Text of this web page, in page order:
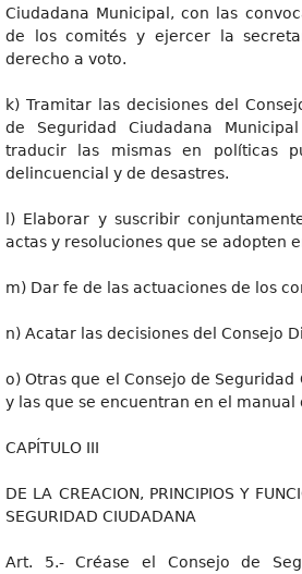
Ciudadana Municipal, con las
de los comités y ejercer la
derecho a voto.
k) Tramitar las decisiones del
de Seguridad Ciudadana
traducir las mismas en políticas
delincuencial y de desastres.
l) Elaborar y suscribir
actas y resoluciones que se adopten
m) Dar fe de las actuaciones de los
n) Acatar las decisiones del Consejo
o) Otras que el Consejo de Seguridad
y las que se encuentran en el manual
CAPÍTULO III
DE LA CREACION, PRINCIPIOS Y
SEGURIDAD CIUDADANA
Art. 5.- Créase el Consejo de